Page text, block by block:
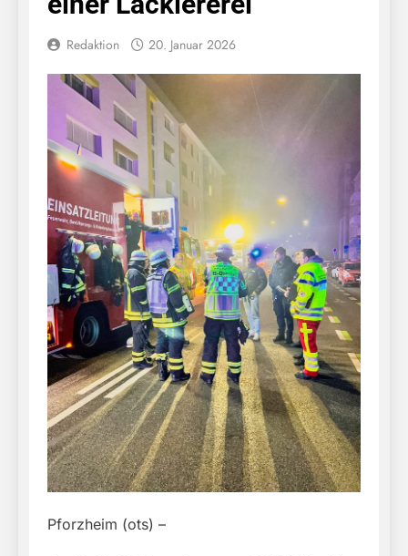
Redaktion 20. Januar 2026
Pforzheim (ots) –